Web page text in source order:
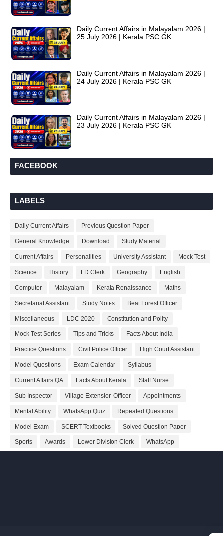
Daily Current Affairs in Malayalam 2026 |
25 July 2026 | Kerala PSC GK
Daily Current Affairs in Malayalam 2026 |
24 July 2026 | Kerala PSC GK
Daily Current Affairs in Malayalam 2026 |
23 July 2026 | Kerala PSC GK
FACEBOOK
LABELS
Daily Current Affairs Previous Question Paper
General Knowledge Download Study Material
Current Affairs Personalities University Assistant Mock Test
Science History LD Clerk Geography English
Computer Malayalam Kerala Renaissance Maths
Secretariat Assistant Study Notes Beat Forest Officer
Miscellaneous LDC 2020 Constitution and Polity
Mock Test Series Tips and Tricks Facts About India
Practice Questions Civil Police Officer High Court Assistant
Model Questions Exam Calendar Syllabus
Current Affairs QA Facts About Kerala Staff Nurse
Sub Inspector Village Extension Officer Appointments
Mental Ability WhatsApp Quiz Repeated Questions
Model Exam SCERT Textbooks Solved Question Paper
Sports Awards Lower Division Clerk WhatsApp